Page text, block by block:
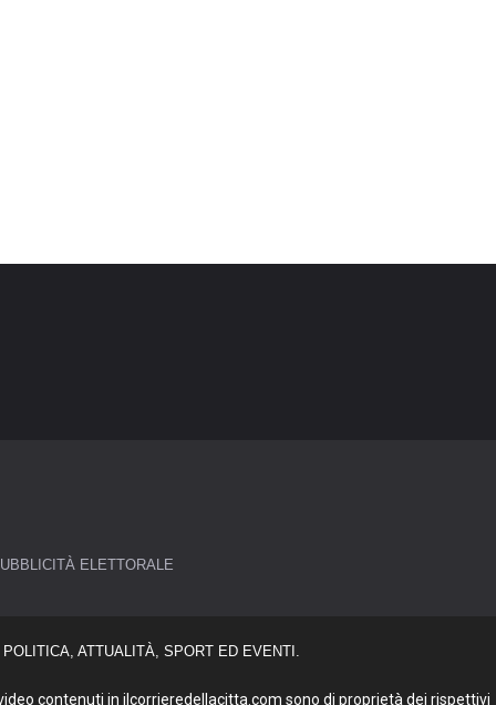
ELETTORALE
ATTUALITÀ, SPORT ED EVENTI.
contenuti in ilcorrieredellacitta.com sono di proprietà dei rispettivi